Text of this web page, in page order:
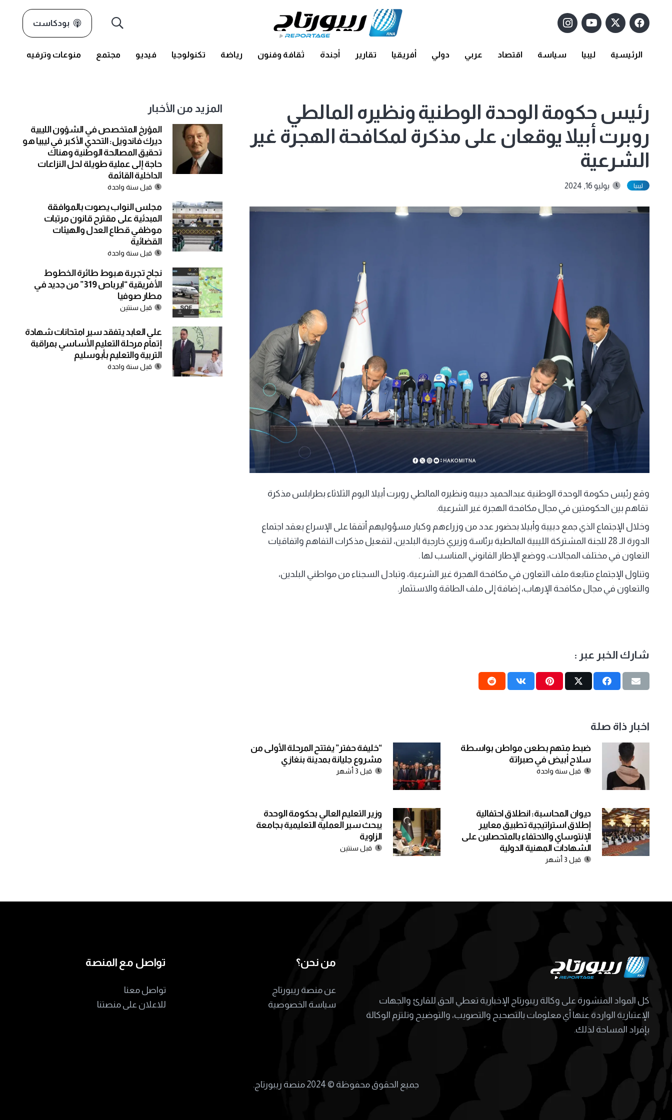
بودكاست
الرئيسية ليبيا سياسة اقتصاد عربي دولي أفريقيا تقارير أجندة ثقافة وفنون رياضة تكنولوجيا فيديو مجتمع منوعات وترفيه
رئيس حكومة الوحدة الوطنية ونظيره المالطي
روبرت أبيلا يوقعان على مذكرة لمكافحة الهجرة غير
الشرعية
ليبيا يوليو 16, 2024
وقع رئيس حكومة الوحدة الوطنية عبدالحميد دبيبه ونظيره المالطي روبرت أبيلا اليوم الثلاثاء بطرابلس مذكرة
تقاهم بين الحكومتين في مجال مكافحة الهجرة غير الشرعية.
وخلال الإجتماع الذي جمع دبيبة وأبيلا بحضور عدد من وزراءهم وكبار مسؤوليهم أتفقا على الإسراع بعقد اجتماع
الدورة الـ 28 للجنة المشتركة الليبية المالطية برئاسة وزيري خارجية البلدين، لتفعيل مذكرات التفاهم واتفاقيات
التعاون في مختلف المجالات، ووضع الإطار القانوني المناسب لها .
وتناول الإجتماع متابعة ملف التعاون في مكافحة الهجرة غير الشرعية، وتبادل السجناء من مواطني البلدين،
والتعاون في مجال مكافحة الإرهاب، إضافة إلى ملف الطاقة والاستثمار.
شارك الخبر عبر :
اخبار ذاة صلة
ضبط متهم بطعن مواطن بواسطة
سلاح أبيض في صبراتة
قبل سنة واحدة
“خليفة حفتر” يفتتح المرحلة الأولى من
مشروع جليانة بمدينة بنغازي
قبل 3 أشهر
ديوان المحاسبة: انطلاق احتفالية
إطلاق استراتيجية تطبيق معايير
الإنتوساي والاحتفاء بالمتحصلين على
الشهادات المهنية الدولية
قبل 3 أشهر
وزير التعليم العالي بحكومة الوحدة
يبحث سير العملية التعليمية بجامعة
الزاوية
قبل سنتين
المزيد من الأخبار
المؤرخ المتخصص في الشؤون الليبية
ديرك فاندويل: التحدي الأكبر في ليبيا هو
تحقيق المصالحة الوطنية وهناك
حاجة إلى عملية طويلة لحل النزاعات
الداخلية القائمة
قبل سنة واحدة
مجلس النواب يصوت بالموافقة
المبدئية على مقترح قانون مرتبات
موظفي قطاع العدل والهيئات
القضائية
قبل سنة واحدة
نجاح تجربة هبوط طائرة الخطوط
الأفريقية “ايرباص 319” من جديد في
مطار صوفيا
قبل سنتين
علي العابد يتفقد سير امتحانات شهادة
إتمام مرحلة التعليم الأساسي بمراقبة
التربية والتعليم بأبوسليم
قبل سنة واحدة
كل المواد المنشورة على وكالة ريبورتاج الإخبارية تعطي الحق للقارئ والجهات
الإعتبارية الواردة عنها أي معلومات بالتصحيح والتصويب، والتوضيح وتلتزم الوكالة
بإفراد المساحة لذلك.
من نحن؟
عن منصة ريبورتاج
سياسة الخصوصية
تواصل مع المنصة
تواصل معنا
للاعلان على منصتنا
جميع الحقوق محفوظة © 2024 منصة ريبورتاج.